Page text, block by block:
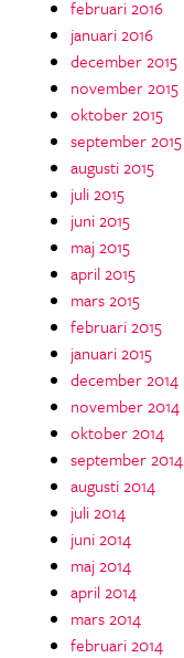
februari 2016
januari 2016
december 2015
november 2015
oktober 2015
september 2015
augusti 2015
juli 2015
juni 2015
maj 2015
april 2015
mars 2015
februari 2015
januari 2015
december 2014
november 2014
oktober 2014
september 2014
augusti 2014
juli 2014
juni 2014
maj 2014
april 2014
mars 2014
februari 2014